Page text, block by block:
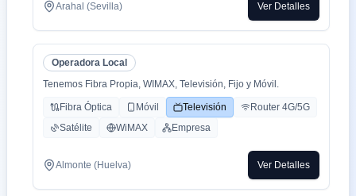
Arahal (Sevilla) Ver Detalles
Operadora Local
Tenemos Fibra Propia, WIMAX, Televisión, Fijo y Móvil.
Fibra Óptica Móvil Televisión
Router 4G/5G
Satélite
WiMAX Empresa
Almonte (Huelva) Ver Detalles